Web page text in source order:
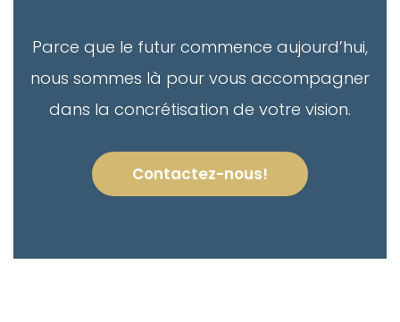
Parce que le futur commence aujourd’hui,
nous sommes là pour vous accompagner
dans la concrétisation de votre vision.
Contactez-nous!